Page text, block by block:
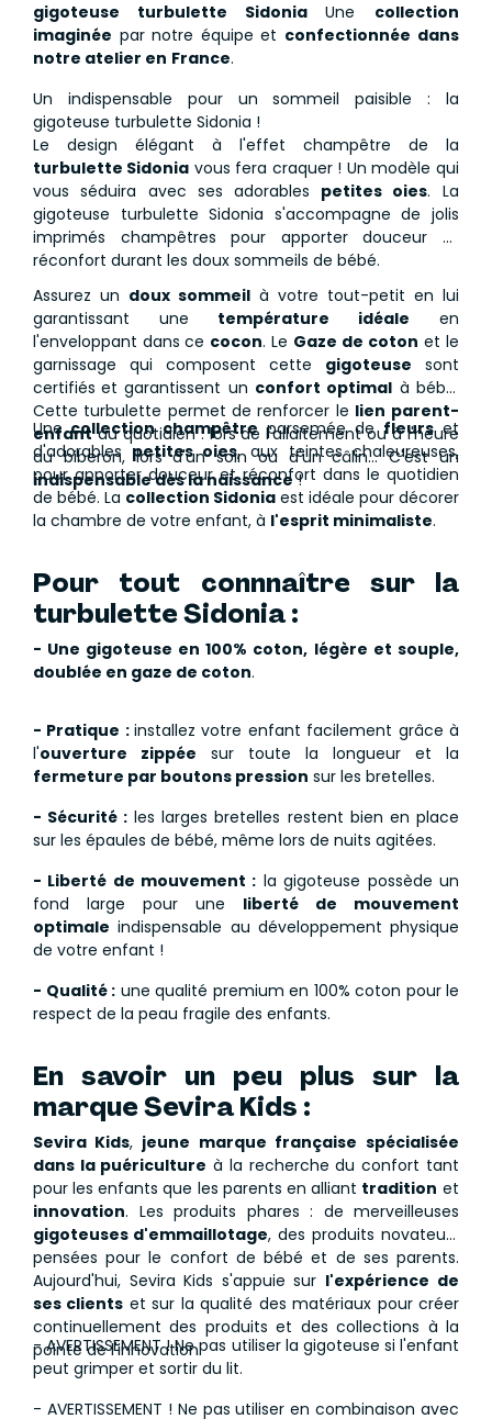
gigoteuse turbulette Sidonia Une collection
imaginée par notre équipe et confectionnée dans
notre atelier en France.
Un indispensable pour un sommeil paisible : la
gigoteuse turbulette Sidonia !
Le design élégant à l'effet champêtre de la
turbulette Sidonia vous fera craquer ! Un modèle qui
vous séduira avec ses adorables petites oies. La
gigoteuse turbulette Sidonia s'accompagne de jolis
imprimés champêtres pour apporter douceur et
réconfort durant les doux sommeils de bébé.
Assurez un doux sommeil à votre tout-petit en lui
garantissant une température idéale en
l'enveloppant dans ce cocon. Le Gaze de coton et le
garnissage qui composent cette gigoteuse sont
certifiés et garantissent un confort optimal à bébé.
Cette turbulette permet de renforcer le lien parent-
enfantau quotidien : lors de l'allaitement ou à l'heure
du biberon, lors d'un soin ou d'un câlin... C'est un
indispensable dès la naissance!
Unecollection champêtreparsemée de fleurset
d'adorables petites oies, aux teintes chaleureuses,
pour apporter douceur et réconfort dans le quotidien
de bébé. La collection Sidonia est idéale pour décorer
la chambre de votre enfant, à l'esprit minimaliste.
Pour tout connnaître sur la
turbulette Sidonia :
- Une gigoteuse en 100% coton, légère et souple,
doublée en gaze de coton.
- Pratique : installez votre enfant facilement grâce à
l'ouverture zippée sur toute la longueur et la
fermeture par boutons pression sur les bretelles.
- Sécurité : les larges bretelles restent bien en place
sur les épaules de bébé, même lors de nuits agitées.
- Liberté de mouvement : la gigoteuse possède un
fond large pour une liberté de mouvement
optimale indispensable au développement physique
de votre enfant !
- Qualité : une qualité premium en 100% coton pour le
respect de la peau fragile des enfants.
En savoir un peu plus sur la
marque Sevira Kids :
Sevira Kids, jeune marque française spécialisée
dans la puériculture à la recherche du confort tant
pour les enfants que les parents en alliant tradition et
innovation. Les produits phares : de merveilleuses
gigoteuses d'emmaillotage, des produits novateurs
pensées pour le confort de bébé et de ses parents.
Aujourd'hui, Sevira Kids s'appuie sur l'expérience de
ses clients et sur la qualité des matériaux pour créer
continuellement des produits et des collections à la
pointe de l'innovation.
- AVERTISSEMENT ! Ne pas utiliser la gigoteuse si l'enfant
peut grimper et sortir du lit.
- AVERTISSEMENT ! Ne pas utiliser en combinaison avec